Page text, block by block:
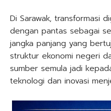
Di Sarawak, transformasi
dengan pantas sebagai
jangka panjang yang
struktur ekonomi negeri
sumber semula jadi
teknologi dan inovasi